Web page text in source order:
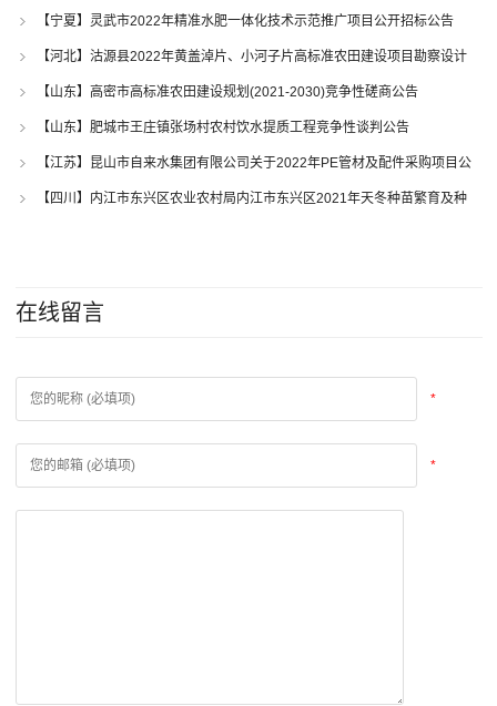
同兴水厂改造工程(取水管及配套设施改造)(第二次)竞争性谈判公告
【宁夏】灵武市2022年精准水肥一体化技术示范推广项目公开招标公告
【河北】沽源县2022年黄盖淖片、小河子片高标准农田建设项目勘察设计
竞争性磋商公告
【山东】高密市高标准农田建设规划(2021-2030)竞争性磋商公告
【山东】肥城市王庄镇张场村农村饮水提质工程竞争性谈判公告
【江苏】昆山市自来水集团有限公司关于2022年PE管材及配件采购项目公
开招标公告
【四川】内江市东兴区农业农村局内江市东兴区2021年天冬种苗繁育及种
在线留言
*
*